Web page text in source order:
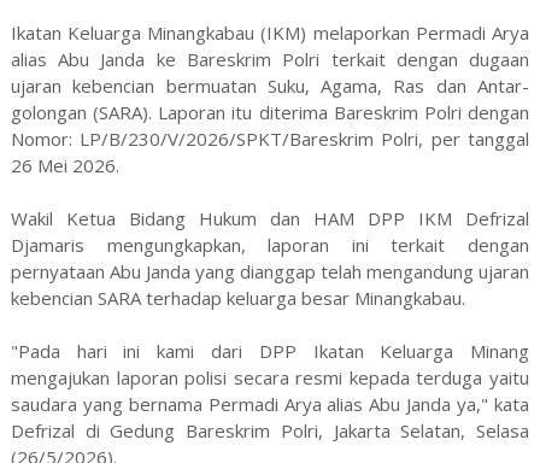
Ikatan Keluarga Minangkabau (IKM) melaporkan Permadi Arya
alias Abu Janda ke Bareskrim Polri terkait dengan dugaan
ujaran kebencian bermuatan Suku, Agama, Ras dan Antar-
golongan (SARA). Laporan itu diterima Bareskrim Polri dengan
Nomor: LP/B/230/V/2026/SPKT/Bareskrim Polri, per tanggal
26 Mei 2026.
Wakil Ketua Bidang Hukum dan HAM DPP IKM Defrizal
Djamaris mengungkapkan, laporan ini terkait dengan
pernyataan Abu Janda yang dianggap telah mengandung ujaran
kebencian SARA terhadap keluarga besar Minangkabau.
"Pada hari ini kami dari DPP Ikatan Keluarga Minang
mengajukan laporan polisi secara resmi kepada terduga yaitu
saudara yang bernama Permadi Arya alias Abu Janda ya," kata
Defrizal di Gedung Bareskrim Polri, Jakarta Selatan, Selasa
(26/5/2026).